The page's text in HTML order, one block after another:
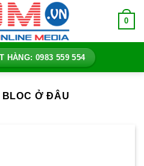
0
HÀNG: 0983 559 554
BLOC Ở ĐÂU